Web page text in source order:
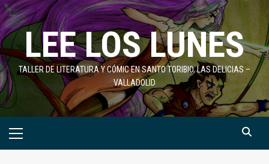
Saltar
al
contenidoLEE LOS LUNES
TALLER DE LITERATURA Y CÓMIC EN SANTO TORIBIO, LAS DELICIAS –
VALLADOLID
Menú